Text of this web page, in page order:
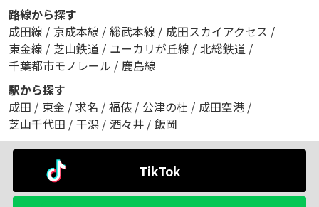
路線から探す
成田線 / 京成本線 / 総武本線 / 成田スカイアクセス /
東金線 / 芝山鉄道 / ユーカリが丘線 / 北総鉄道 /
千葉都市モノレール / 鹿島線
駅から探す
成田 / 東金 / 求名 / 福俵 / 公津の杜 / 成田空港 /
芝山千代田 / 干潟 / 酒々井 / 飯岡
TikTok